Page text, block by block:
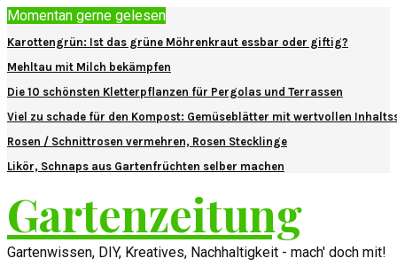
Momentan gerne gelesen
Karottengrün: Ist das grüne Möhrenkraut essbar oder giftig?
Mehltau mit Milch bekämpfen
Die 10 schönsten Kletterpflanzen für Pergolas und Terrassen
Viel zu schade für den Kompost: Gemüseblätter mit wertvollen
Rosen / Schnittrosen vermehren, Rosen Stecklinge
Likör, Schnaps aus Gartenfrüchten selber machen
Gartenzeitung
Gartenwissen, DIY, Kreatives, Nachhaltigkeit - mach' doch mit!